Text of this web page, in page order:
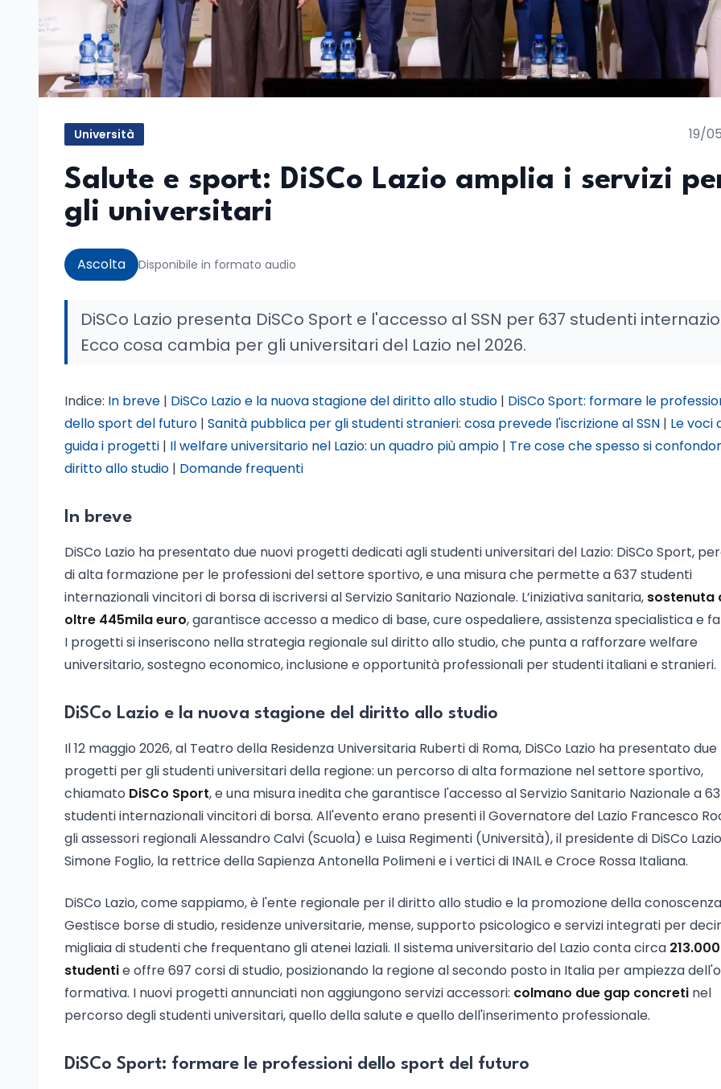
Università 19/
Salute e sport: DiSCo Lazio amplia i servizi
gli universitari
Ascolta Disponibile in formato audio
DiSCo Lazio presenta DiSCo Sport e l'accesso al SSN per 637 studenti
Ecco cosa cambia per gli universitari del Lazio nel 2026.
Indice: In breve | DiSCo Lazio e la nuova stagione del diritto allo studio | DiSCo Sport: formare le
dello sport del futuro | Sanità pubblica per gli studenti stranieri: cosa prevede l'iscrizione al SSN | Le voci
guida i progetti | Il welfare universitario nel Lazio: un quadro più ampio | Tre cose che spesso si
diritto allo studio | Domande frequenti
In breve
DiSCo Lazio ha presentato due nuovi progetti dedicati agli studenti universitari del Lazio: DiSCo Sport,
di alta formazione per le professioni del settore sportivo, e una misura che permette a 637 studenti
internazionali vincitori di borsa di iscriversi al Servizio Sanitario Nazionale. L’iniziativa sanitaria, sostenuta
oltre 445mila euro, garantisce accesso a medico di base, cure ospedaliere, assistenza specialistica e
I progetti si inseriscono nella strategia regionale sul diritto allo studio, che punta a rafforzare welfare
universitario, sostegno economico, inclusione e opportunità professionali per studenti italiani e stranieri.
DiSCo Lazio e la nuova stagione del diritto allo studio
Il 12 maggio 2026, al Teatro della Residenza Universitaria Ruberti di Roma, DiSCo Lazio ha presentato due
progetti per gli studenti universitari della regione: un percorso di alta formazione nel settore sportivo,
chiamato DiSCo Sport, e una misura inedita che garantisce l'accesso al Servizio Sanitario Nazionale a
studenti internazionali vincitori di borsa. All'evento erano presenti il Governatore del Lazio Francesco
gli assessori regionali Alessandro Calvi (Scuola) e Luisa Regimenti (Università), il presidente di DiSCo Lazio
Simone Foglio, la rettrice della Sapienza Antonella Polimeni e i vertici di INAIL e Croce Rossa Italiana.
DiSCo Lazio, come sappiamo, è l'ente regionale per il diritto allo studio e la promozione della
Gestisce borse di studio, residenze universitarie, mense, supporto psicologico e servizi integrati per
migliaia di studenti che frequentano gli atenei laziali. Il sistema universitario del Lazio conta circa 213.000
studentie offre 697 corsi di studio, posizionando la regione al secondo posto in Italia per ampiezza
formativa. I nuovi progetti annunciati non aggiungono servizi accessori: colmano due gap concreti nel
percorso degli studenti universitari, quello della salute e quello dell'inserimento professionale.
DiSCo Sport: formare le professioni dello sport del futuro